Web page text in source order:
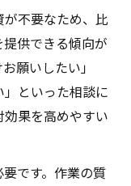
不要なため、比
供できる傾向が
願いしたい」
」といった相談に
果を高めやすい
です。作業の質